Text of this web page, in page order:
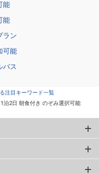
能
能
ラン
可能
バス
注目キーワード一覧
泊2日 朝食付き のぞみ選択可能